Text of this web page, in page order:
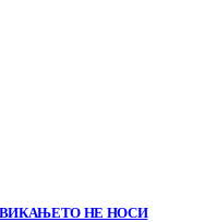
НЕ НОСИ